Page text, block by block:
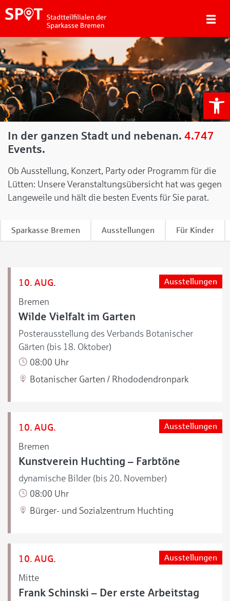
In der ganzen Stadt und nebenan. 4.747
Events.
Ob Ausstellung, Konzert, Party oder Programm für die
Lütten: Unsere Veranstaltungsübersicht hat was gegen
Langeweile und hält die besten Events für Sie parat.
Sparkasse Bremen Ausstellungen Für Kinder
10. AUG.
Bremen
Ausstellungen
Wilde Vielfalt im Garten
Posterausstellung des Verbands Botanischer
Gärten (bis 18. Oktober)
08:00 Uhr
Botanischer Garten / Rhododendronpark
10. AUG.
Bremen
Ausstellungen
Kunstverein Huchting – Farbtöne
dynamische Bilder (bis 20. November)
08:00 Uhr
Bürger- und Sozialzentrum Huchting
10. AUG.
Mitte
Ausstellungen
Frank Schinski – Der erste Arbeitstag